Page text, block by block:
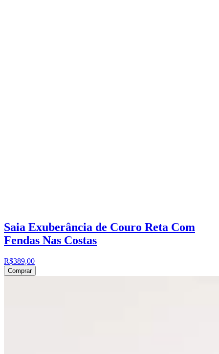
Saia Exuberância de Couro Reta Com
Fendas Nas Costas
R$389,00
Comprar